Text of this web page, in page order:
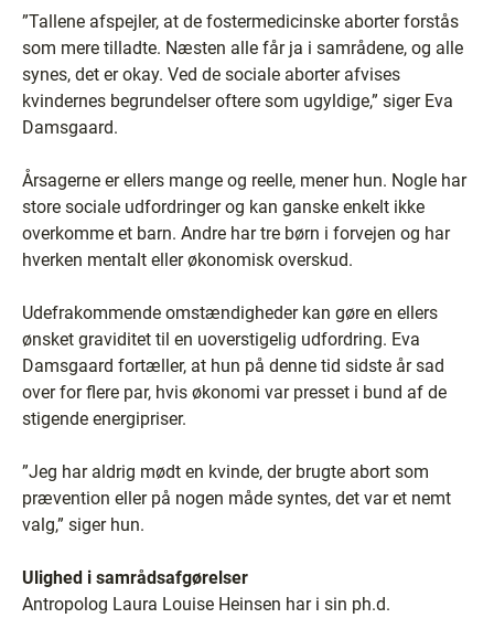
”Tallene afspejler, at de fostermedicinske aborter forstås
som mere tilladte. Næsten alle får ja i samrådene, og alle
synes, det er okay. Ved de sociale aborter afvises
kvindernes begrundelser oftere som ugyldige,” siger Eva
Damsgaard.
Årsagerne er ellers mange og reelle, mener hun. Nogle har
store sociale udfordringer og kan ganske enkelt ikke
overkomme et barn. Andre har tre børn i forvejen og har
hverken mentalt eller økonomisk overskud.
Udefrakommende omstændigheder kan gøre en ellers
ønsket graviditet til en uoverstigelig udfordring. Eva
Damsgaard fortæller, at hun på denne tid sidste år sad
over for flere par, hvis økonomi var presset i bund af de
stigende energipriser.
”Jeg har aldrig mødt en kvinde, der brugte abort som
prævention eller på nogen måde syntes, det var et nemt
valg,” siger hun.
Ulighed i samrådsafgørelser
Antropolog Laura Louise Heinsen har i sin ph.d.